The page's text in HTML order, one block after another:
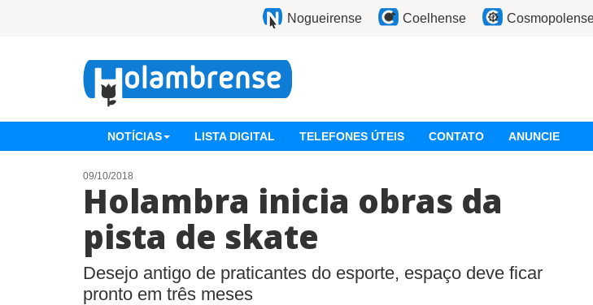
Nogueirense Coelhense
NOTÍCIAS LISTA DIGITAL TELEFONES ÚTEIS CONTATO ANUNCIE
09/10/2018
Holambra inicia obras da
pista de skate
Desejo antigo de praticantes do esporte, espaço deve ficar
pronto em três meses